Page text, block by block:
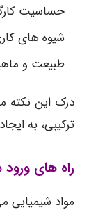
حساسیت
شیوه های
طبیعت و
درک این نکته
ترکیبی، به
راه های ورود
مواد شیمیایی